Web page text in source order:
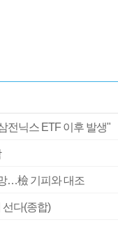
전닉스 ETF 이후 발생"
…檢 기피와 대조
다(종합)